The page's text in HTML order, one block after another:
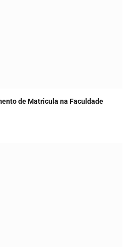
de Matricula na Faculdade